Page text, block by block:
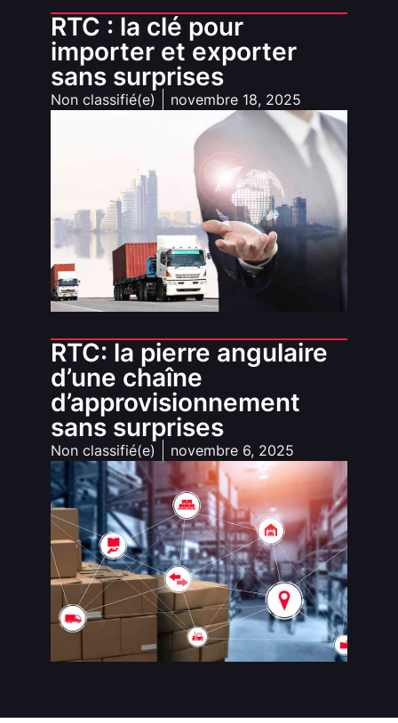
RTC : la clé pour
importer et exporter
sans surprises
Non classifié(e) novembre 18, 2025
RTC: la pierre angulaire
d’une chaîne
d’approvisionnement
sans surprises
Non classifié(e) novembre 6, 2025